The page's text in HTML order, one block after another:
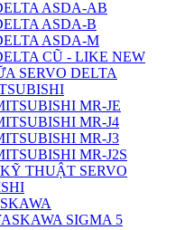
ASDA-AB
ASDA-B
ASDA-M
CŨ - LIKE NEW
SERVO DELTA
MR-JE
MR-J4
MR-J3
MR-J2S
THUẬT SERVO
SIGMA 5